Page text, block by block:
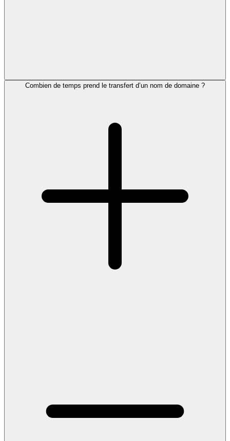
Combien de temps prend le transfert d’un nom de domaine ?